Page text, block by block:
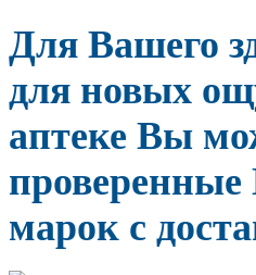
Для Вашего
для новых
аптеке Вы
марок с